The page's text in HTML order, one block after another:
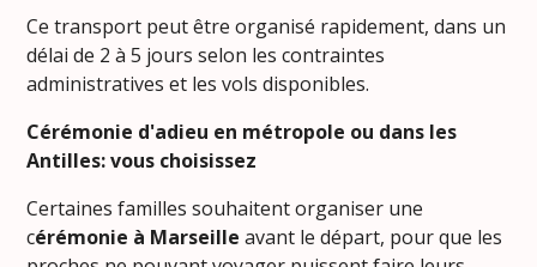
Ce transport peut être organisé rapidement, dans un
délai de 2 à 5 jours selon les contraintes
administratives et les vols disponibles.
Cérémonie d'adieu en métropole ou dans les
Antilles: vous choisissez
Certaines familles souhaitent organiser une
cérémonie à Marseille avant le départ, pour que les